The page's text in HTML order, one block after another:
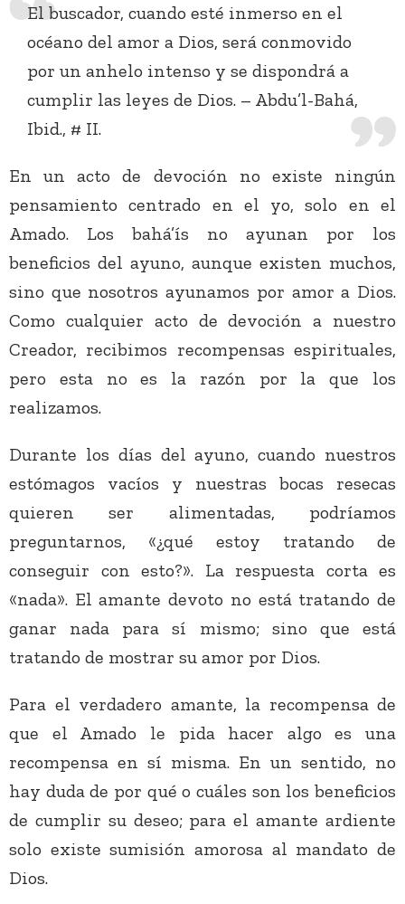
El buscador, cuando esté inmerso en el
océano del amor a Dios, será conmovido
por un anhelo intenso y se dispondrá a
cumplir las leyes de Dios. – Abdu’l-Bahá,
Ibid., # II.
En un acto de devoción no existe ningún
pensamiento centrado en el yo, solo en el
Amado. Los bahá’ís no ayunan por los
beneficios del ayuno, aunque existen muchos,
sino que nosotros ayunamos por amor a Dios.
Como cualquier acto de devoción a nuestro
Creador, recibimos recompensas espirituales,
pero esta no es la razón por la que los
realizamos.
Durante los días del ayuno, cuando nuestros
estómagos vacíos y nuestras bocas resecas
quieren ser alimentadas, podríamos
preguntarnos, «¿qué estoy tratando de
conseguir con esto?». La respuesta corta es
«nada». El amante devoto no está tratando de
ganar nada para sí mismo; sino que está
tratando de mostrar su amor por Dios.
Para el verdadero amante, la recompensa de
que el Amado le pida hacer algo es una
recompensa en sí misma. En un sentido, no
hay duda de por qué o cuáles son los beneficios
de cumplir su deseo; para el amante ardiente
solo existe sumisión amorosa al mandato de
Dios.